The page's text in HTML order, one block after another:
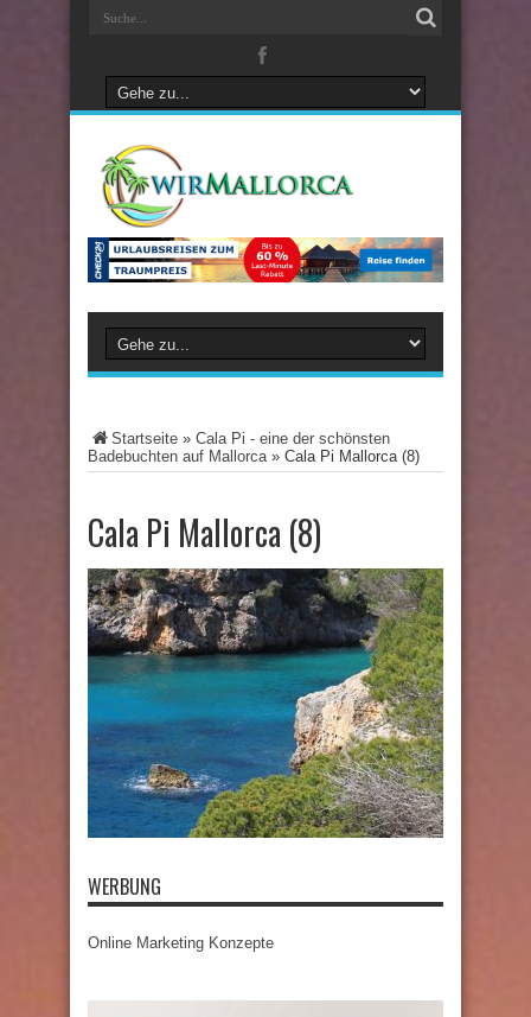
Startseite » Cala Pi - eine der schönsten
Badebuchten auf Mallorca» Cala Pi Mallorca (8)
Cala Pi Mallorca (8)
WERBUNG
Online Marketing Konzepte